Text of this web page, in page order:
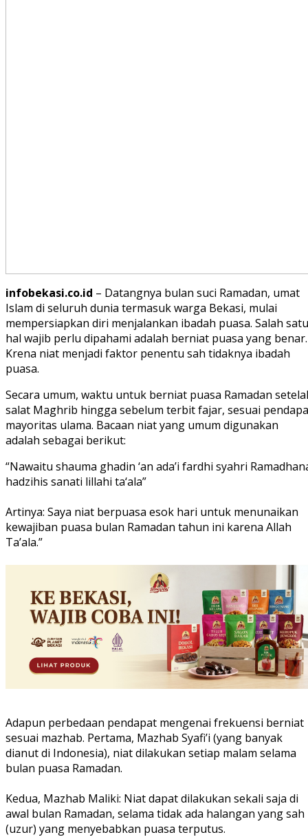
infobekasi.co.id – Datangnya bulan suci Ramadan, umat
Islam di seluruh dunia termasuk warga Bekasi, mulai
mempersiapkan diri menjalankan ibadah puasa. Salah satu
hal wajib perlu dipahami adalah berniat puasa yang benar.
Krena niat menjadi faktor penentu sah tidaknya ibadah
puasa.
Secara umum, waktu untuk berniat puasa Ramadan
salat Maghrib hingga sebelum terbit fajar, sesuai
mayoritas ulama. Bacaan niat yang umum digunakan
adalah sebagai berikut:
“Nawaitu shauma ghadin ‘an ada’i fardhi syahri
hadzihis sanati lillahi ta‘ala”
Artinya: Saya niat berpuasa esok hari untuk menunaikan
kewajiban puasa bulan Ramadan tahun ini karena Allah
Ta’ala.”
Adapun perbedaan pendapat mengenai frekuensi berniat
sesuai mazhab. Pertama, Mazhab Syafi’i (yang banyak
dianut di Indonesia), niat dilakukan setiap malam selama
bulan puasa Ramadan.
Kedua, Mazhab Maliki: Niat dapat dilakukan sekali saja di
awal bulan Ramadan, selama tidak ada halangan yang sah
(uzur) yang menyebabkan puasa terputus.